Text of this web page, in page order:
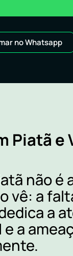
no Whatsapp
Piatã e
não é
vê: a
a
a